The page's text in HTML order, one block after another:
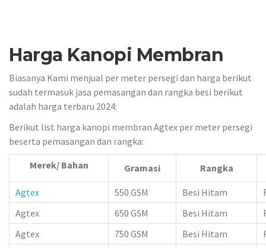
Harga Kanopi Membran
Biasanya Kami menjual per meter persegi dan harga berikut
sudah termasuk jasa pemasangan dan rangka besi berikut
adalah harga terbaru 2024:
Berikut list harga kanopi membran Agtex per meter persegi
beserta pemasangan dan rangka:
Merek/ Bahan Gramasi Rangka
Agtex 550 GSM Besi Hitam
Agtex
650 GSM Besi Hitam
Agtex
750 GSM Besi Hitam